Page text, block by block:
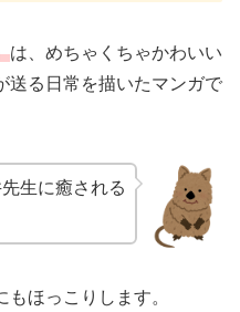
は、めちゃくちゃかわいい
送る日常を描いたマンガで
生に癒される
もほっこりします。